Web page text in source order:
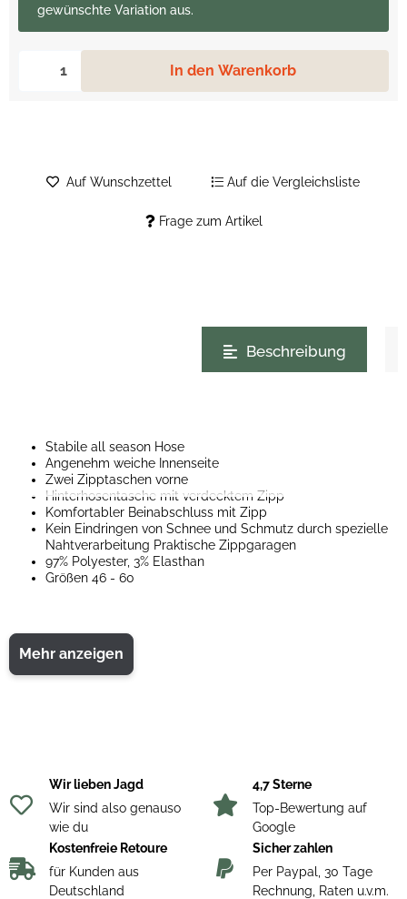
In den Warenkorb
gewünschte Variation aus.
Frage zum Artikel
Auf Wunschzettel Auf die Vergleichsliste
Beschreibung
Stabile all season Hose
Angenehm weiche Innenseite
Zwei Zipptaschen vorne
Hinterhosentasche mit verdecktem Zipp
Komfortabler Beinabschluss mit Zipp
Kein Eindringen von Schnee und Schmutz durch spezielle
Nahtverarbeitung Praktische Zippgaragen
97% Polyester, 3% Elasthan
Größen 46 - 60
Mehr anzeigen
Wir lieben Jagd
Wir sind also genauso
wie du
4,7 Sterne
Top-Bewertung auf
Google
Kostenfreie Retoure
für Kunden aus
Deutschland
Sicher zahlen
Per Paypal, 30 Tage
Rechnung, Raten u.v.m.